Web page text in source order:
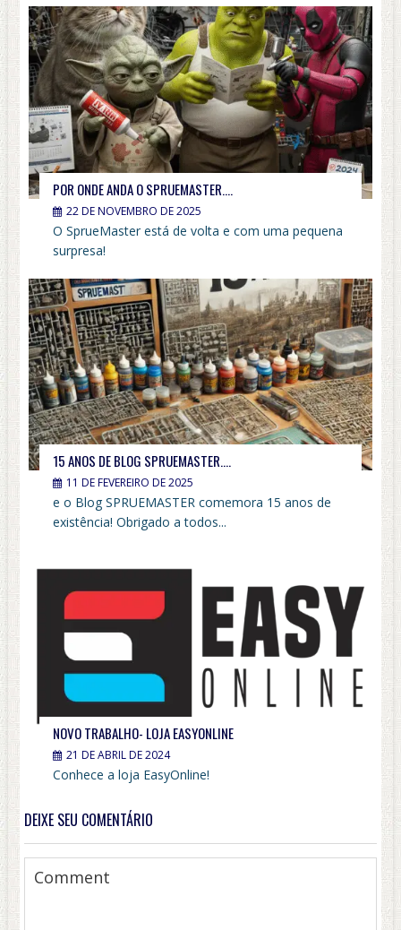
POR ONDE ANDA O SPRUEMASTER….
22 DE NOVEMBRO DE 2025
O SprueMaster está de volta e com uma pequena
surpresa!
15 ANOS DE BLOG SPRUEMASTER….
11 DE FEVEREIRO DE 2025
e o Blog SPRUEMASTER comemora 15 anos de
existência! Obrigado a todos...
NOVO TRABALHO- LOJA EASYONLINE
21 DE ABRIL DE 2024
Conhece a loja EasyOnline!
DEIXE SEU COMENTÁRIO